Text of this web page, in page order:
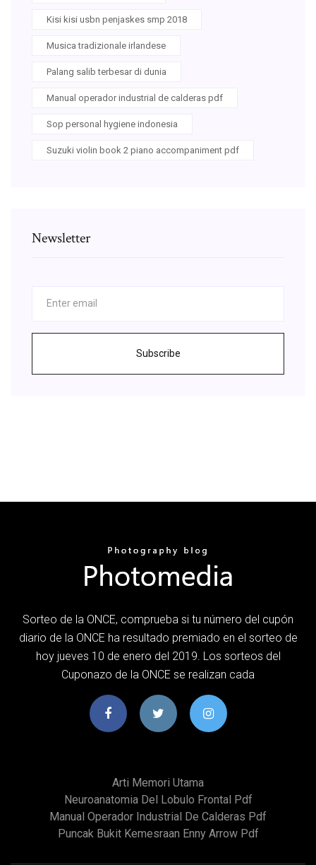
Kisi kisi usbn penjaskes smp 2018
Musica tradizionale irlandese
Palang salib terbesar di dunia
Manual operador industrial de calderas pdf
Sop personal hygiene indonesia
Suzuki violin book 2 piano accompaniment pdf
Newsletter
Subscribe
Sorteo de la ONCE, comprueba si tu número del cupón
diario de la ONCE ha resultado premiado en el sorteo de
hoy jueves 10 de enero del 2019. Los sorteos del
Cuponazo de la ONCE se realizan cada
Arti Memori Utama
Neuroanatomia Del Lobulo Frontal Pdf
Manual Operador Industrial De Calderas Pdf
Puncak Bukit Kemesraan Enny Arrow Pdf